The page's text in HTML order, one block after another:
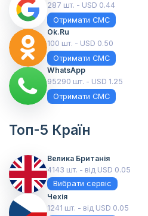
287 шт. - USD 0.44
Отримати СМС
Ok.ru
100 шт. - USD 0.50
Отримати СМС
WhatsApp
95290 шт. - USD 1.25
Отримати СМС
Топ-5 Країн
Велика Британія
4143 шт. - від USD 0.05
Вибрати сервіс
Чехія
1241 шт. - від USD 0.05